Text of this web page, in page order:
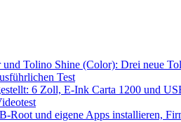
Tolino Shine (Color): Drei neue
Test
6 Zoll, E-Ink Carta 1200 und
Root und eigene Apps installieren,